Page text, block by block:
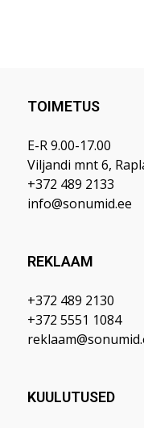
TOIMETUS
E-R 9.00-17.00
Viljandi mnt 6,
+372 489 2133
info@sonumid.ee
REKLAAM
+372 489 2130
+372 5551 1084
KUULUTUSED